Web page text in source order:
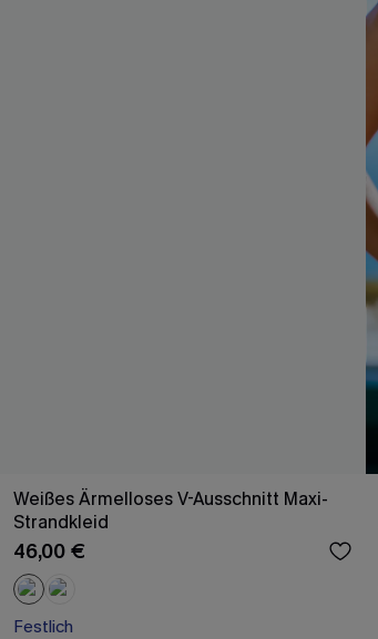
Weißes Ärmelloses V-Ausschnitt Maxi-
Strandkleid
46,00 €
Festlich